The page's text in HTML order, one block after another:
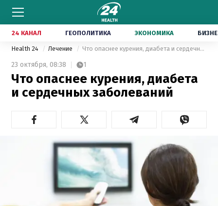
24 КАНАЛ ГЕОПОЛИТИКА ЭКОНОМИКА
Health 24 Лечение Что опаснее курения, диабета и сердечных заболеваний
23 октября, 08:38 1
Что опаснее курения, диабета
и сердечных заболеваний